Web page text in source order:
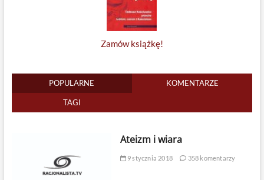
Zamów książkę!
POPULARNE KOMENTARZE
TAGI
Ateizm i wiara
9 stycznia 2018 358 komentarzy